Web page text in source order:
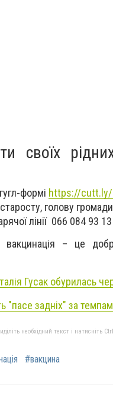
своїх
формі https://cutt.ly/
голову
лінії 066 084 93 13
– це
Гусак обурилась
"пасе задніх" за
необхідний текст і натисніть
#вакцина